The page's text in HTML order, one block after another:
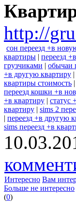
http://
сон переезд +в
квартиры | переезд
грузчиками | обычаи
+в другую квартиру |
квартиры стоимость |
переезд кошки +в
+в квартиру | статус
квартиру | sims 2
| переезд +в другую
sims переезд +в
Интересно Вам
Больше не интересно
(0)